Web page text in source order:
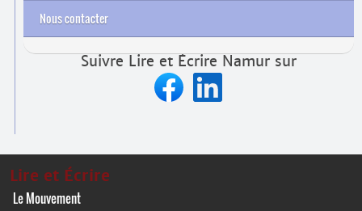
Nous contacter
Suivre Lire et Écrire Namur sur
Lire et Écrire
Le Mouvement